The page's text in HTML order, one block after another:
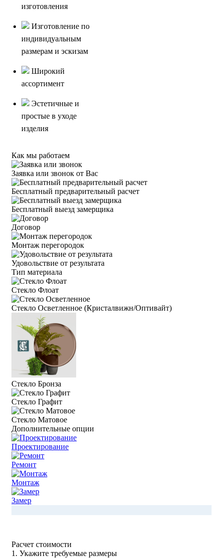
изготовления
Изготовление по
индивидуальным
размерам и эскизам
Широкий
ассортимент
Эстетичные и
простые в уходе
изделия
Как мы работаем
Заявка или звонок от Вас
Бесплатный предварительный расчет
Бесплатный выезд замерщика
Договор
Монтаж перегородок
Удовольствие от результата
Тип материала
Стекло Флоат
Стекло Осветленное (Кристалвижн/Оптивайт)
Стекло Бронза
Стекло Графит
Стекло Матовое
Дополнительные опции
Проектирование
Ремонт
Монтаж
Замер
Расчет стоимости
1. Укажите требуемые размеры